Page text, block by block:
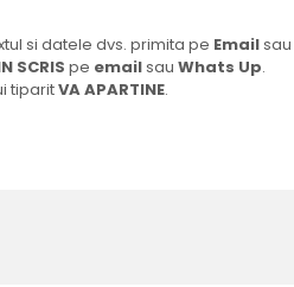
si datele dvs. primita pe Emailsau
SCRIS pe emailsau Whats Up.
tiparitVA APARTINE.